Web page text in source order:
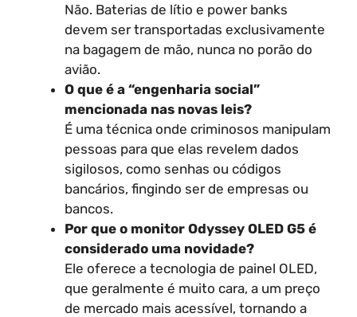
Não. Baterias de lítio e power banks
devem ser transportadas exclusivamente
na bagagem de mão, nunca no porão do
avião.
O que é a “engenharia social”
mencionada nas novas leis?
É uma técnica onde criminosos manipulam
pessoas para que elas revelem dados
sigilosos, como senhas ou códigos
bancários, fingindo ser de empresas ou
bancos.
Por que o monitor Odyssey OLED G5 é
considerado uma novidade?
Ele oferece a tecnologia de painel OLED,
que geralmente é muito cara, a um preço
de mercado mais acessível, tornando a